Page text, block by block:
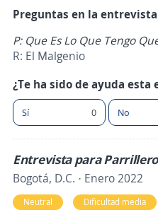
Preguntas en la entrevista
P: Que Es Lo Que Tengo
R: El Malgenio
¿Te ha sido de ayuda esta
Sí 0 No
Entrevista para
Bogotá, D.C. · Enero 2022
Neutral Dificultad media